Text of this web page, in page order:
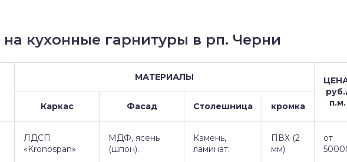
кухонные гарнитуры в рп. Черни
МАТЕРИАЛЫ
п.м.
Каркас Фасад Столешница кромка
ЛДСП
«Kronospan»
МДФ, ясень
(шпон).
Камень,
ламинат.
ПВХ (2
мм)
от